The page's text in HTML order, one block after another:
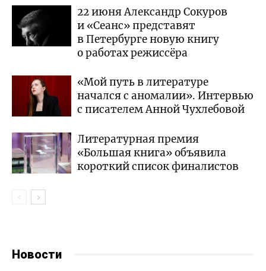
22 июня Александр Сокуров
и «Сеанс» представят
в Петербурге новую книгу
о работах режиссёра
«Мой путь в литературе
начался с аномалии». Интервью
с писателем Анной Чухлебовой
Литературная премия
«Большая книга» объявила
короткий список финалистов
Новости